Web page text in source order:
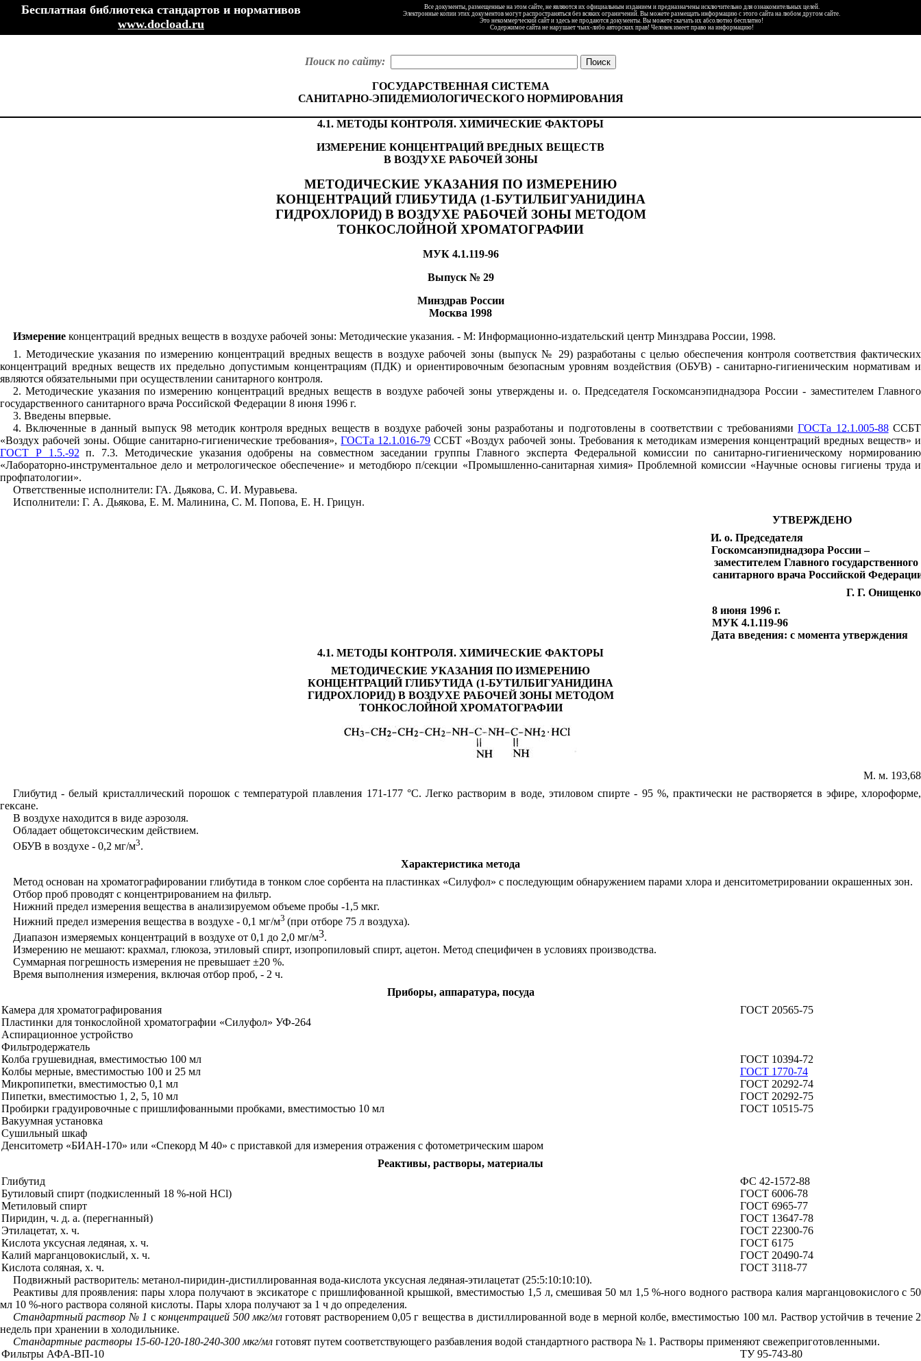
Бесплатная библиотека стандартов и нормативов
www.docload.ru
Все документы, размещенные на этом сайте, не являются их официальным изданием и предназначены исключительно для ознакомительных целей.
Электронные копии этих документов могут распространяться без всяких ограничений. Вы можете размещать информацию с этого сайта на любом другом сайте.
Это некоммерческий сайт и здесь не продаются документы. Вы можете скачать их абсолютно бесплатно!
Содержимое сайта не нарушает чьих-либо авторских прав! Человек имеет право на информацию!
Поиск по сайту:
ГОСУДАРСТВЕННАЯ СИСТЕМА
САНИТАРНО-ЭПИДЕМИОЛОГИЧЕСКОГО НОРМИРОВАНИЯ
4.1. МЕТОДЫ КОНТРОЛЯ. ХИМИЧЕСКИЕ ФАКТОРЫ
ИЗМЕРЕНИЕ КОНЦЕНТРАЦИЙ ВРЕДНЫХ ВЕЩЕСТВ
В ВОЗДУХЕ РАБОЧЕЙ ЗОНЫ
МЕТОДИЧЕСКИЕ УКАЗАНИЯ ПО ИЗМЕРЕНИЮ
КОНЦЕНТРАЦИЙ ГЛИБУТИДА (1-БУТИЛБИГУАНИДИНА
ГИДРОХЛОРИД) В ВОЗДУХЕ РАБОЧЕЙ ЗОНЫ МЕТОДОМ
ТОНКОСЛОЙНОЙ ХРОМАТОГРАФИИ
МУК 4.1.119-96
Выпуск № 29
Минздрав России
Москва 1998
Измерение концентраций вредных веществ в воздухе рабочей зоны: Методические указания. - М: Информационно-издательский центр Минздрава России, 1998.
1. Методические указания по измерению концентраций вредных веществ в воздухе рабочей зоны (выпуск № 29) разработаны с целью обеспечения контроля соответствия фактических
концентраций вредных веществ их предельно допустимым концентрациям (ПДК) и ориентировочным безопасным уровням воздействия (ОБУВ) - санитарно-гигиеническим нормативам и
являются обязательными при осуществлении санитарного контроля.
2. Методические указания по измерению концентраций вредных веществ в воздухе рабочей зоны утверждены и. о. Председателя Госкомсанэпиднадзора России - заместителем Главного
государственного санитарного врача Российской Федерации 8 июня 1996 г.
3. Введены впервые.
4. Включенные в данный выпуск 98 методик контроля вредных веществ в воздухе рабочей зоны разработаны и подготовлены в соответствии с требованиямиГОСТа 12.1.005-88ССБТ
«Воздух рабочей зоны. Общие санитарно-гигиенические требования»,ГОСТа 12.1.016-79 ССБТ «Воздух рабочей зоны. Требования к методикам измерения концентраций вредных веществ» и
ГОСТ Р 1.5.-92 п. 7.3. Методические указания одобрены на совместном заседании группы Главного эксперта Федеральной комиссии по санитарно-гигиеническому нормированию
«Лабораторно-инструментальное дело и метрологическое обеспечение» и методбюро п/секции «Промышленно-санитарная химия» Проблемной комиссии «Научные основы гигиены труда и
профпатологии».
Ответственные исполнители: ГА. Дьякова, С. И. Муравьева.
Исполнители: Г. А. Дьякова, Е. М. Малинина, С. М. Попова, Е. Н. Грицун.
УТВЕРЖДЕНО
И. о. Председателя
Госкомсанэпиднадзора России –
заместителем Главного государственного
санитарного врача Российской
Г. Г. Онищенко
8 июня 1996 г.
МУК 4.1.119-96
Дата введения: с момента утверждения
4.1. МЕТОДЫ КОНТРОЛЯ. ХИМИЧЕСКИЕ ФАКТОРЫ
МЕТОДИЧЕСКИЕ УКАЗАНИЯ ПО ИЗМЕРЕНИЮ
КОНЦЕНТРАЦИЙ ГЛИБУТИДА (1-БУТИЛБИГУАНИДИНА
ГИДРОХЛОРИД) В ВОЗДУХЕ РАБОЧЕЙ ЗОНЫ МЕТОДОМ
ТОНКОСЛОЙНОЙ ХРОМАТОГРАФИИ
М. м. 193,68
Глибутид - белый кристаллический порошок с температурой плавления 171-1 77 °С. Легко растворим в воде, этиловом спирте - 95 %, практически не растворяется в эфире, хлороформе,
гексане.
В воздухе находится в виде аэрозоля.
Обладает общетоксическим действием.
ОБУВ в воздухе - 0,2 мг/м3.
Характеристика метода
Метод основан на хроматографировании глибутида в тонком слое сорбента на пластинках «Силуфол» с последующим обнаружением парами хлора и денситометрировании окрашенных зон.
Отбор проб проводят с концентрированием на фильтр.
Нижний предел измерения вещества в анализируемом объеме пробы -1 ,5 мкг.
Нижний предел измерения вещества в воздухе - 0,1 мг/м3 (при отборе 75 л воздуха).
Диапазон измеряемых концентраций в воздухе от 0,1 до 2,0 мг/м3.
Измерению не мешают: крахмал, глюкоза, этиловый спирт, изопропиловый спирт, ацетон. Метод специфичен в условиях производства.
Суммарная погрешность измерения не превышает ±20 %.
Время выполнения измерения, включая отбор проб, - 2 ч.
Приборы, аппаратура, посуда
Камера для хроматографирования
ГОСТ20565-75
Пластинки для тонкослойной хроматографии «Силуфол» УФ-264
Аспирационное устройство
Фильтродержатель
Колба грушевидная, вместимостью 100 мл
ГОСТ10394-72
Колбы мерные, вместимостью 100 и 25 мл
ГОСТ 1770-74
Микропипетки, вместимостью 0,1 мл
ГОСТ 20292-74
Пипетки, вместимостью 1, 2, 5, 10 мл
ГОСТ20292-75
Пробирки градуировочные с пришлифованными пробками, вместимостью 10 мл ГОСТ10515-75
Вакуумная установка
Сушильный шкаф
Денситометр «БИАН-170» или «Спекорд М 40» с приставкой для измерения отражения с фотометрическим шаром
Реактивы, растворы, материалы
Глибутид
ФС 42-1572-88
Бутиловый спирт (подкисленный 18 %-ной HCl)
ГОСТ 6006-78
Метиловый спирт
ГОСТ6965-77
Пиридин, ч. д. а. (перегнанный)
ГОСТ 13647-78
Этилацетат, х. ч.
ГОСТ 22300-76
Кислота уксусная ледяная, х. ч.
ГОСТ6175
Калий марганцовокислый, х. ч. ГОСТ20490-74
Кислота соляная, х. ч.
ГОСТ 3118-77
Подвижный растворитель: метанол-пиридин-дистиллированная вода-кислота уксусная ледяная-этилацетат (25:5:10:10:10).
Реактивы для проявления: пары хлора получают в эксикаторе с пришлифованной крышкой, вместимостью 1,5 л, смешивая 50 мл 1,5%-ного водного раствора калия марганцовокислого с 50
мл 10 %-ного раствора соляной кислоты. Пары хлора получают за 1 ч до определения.
Стандартный раствор № 1 сконцентрацией 500мкг/млготовят растворением 0,05 г вещества в дистиллированной воде в мерной колбе, вместимостью 100 мл. Раствор устойчив в течение 2
недель при хранении в холодильнике.
Стандартные растворы 15-60-120-180-240-300 мкг/мл готовят путем соответствующего разбавления водой стандартного раствора № 1. Растворы применяют свежеприготовленными.
Фильтры АФА-ВП-10 ТУ95-743-80